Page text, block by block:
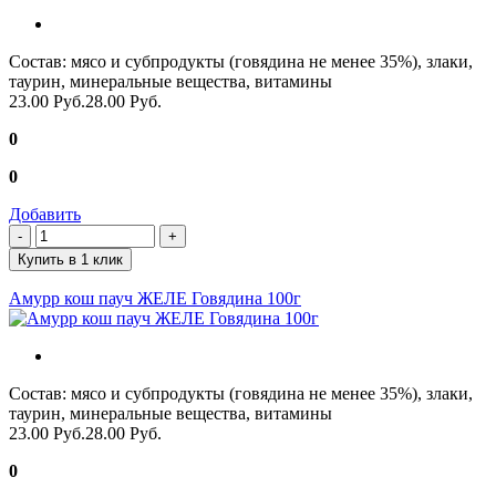
Состав: мясо и субпродукты (говядина не менее 35%), злаки,
таурин, минеральные вещества, витамины
23.00 Руб.28.00 Руб.
0
0
Добавить
Купить в 1 клик
Амурр кош пауч ЖЕЛЕ Говядина 100г
Состав: мясо и субпродукты (говядина не менее 35%), злаки,
таурин, минеральные вещества, витамины
23.00 Руб.28.00 Руб.
0